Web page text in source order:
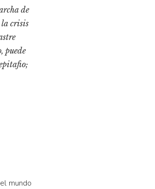
de
crisis
puede
mundo